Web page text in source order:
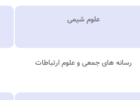
علوم شیمی
رسانه های جمعی و علوم ارتباطات